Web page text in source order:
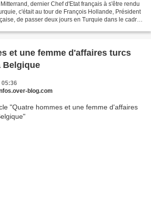
dernier Chef d'Etat français à s'être rendu
c'était au tour de François Hollande, Président
de passer deux jours en Turquie dans le cadre
et une femme d'affaires turcs
Belgique
05:36
blog.com